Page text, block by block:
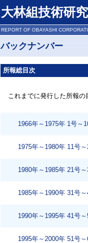
大林組技術研
REPORT OF OBAYASHI
バックナンバー
所報総目次
これまでに発行した所報の
1966年～1975年 1号～
1975年～1980年 11号
1980年～1985年 21号
1985年～1990年 31号
1990年～1995年 41号
1995年～2000年 51号